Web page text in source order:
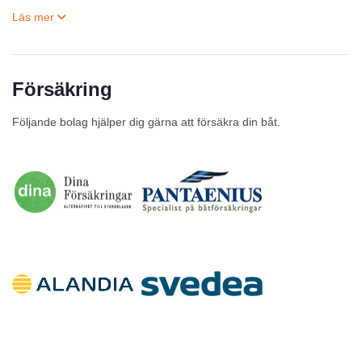
Försäkring
Följande bolag hjälper dig gärna att försäkra din båt.